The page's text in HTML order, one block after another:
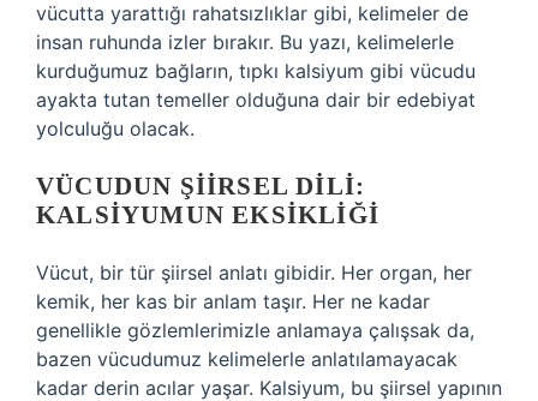
vücutta yarattığı rahatsızlıklar gibi, kelimeler de
insan ruhunda izler bırakır. Bu yazı, kelimelerle
kurduğumuz bağların, tıpkı kalsiyum gibi vücudu
ayakta tutan temeller olduğuna dair bir edebiyat
yolculuğu olacak.
VÜCUDUN ŞIIRSEL DILI:
KALSIYUMUN EKSIKLIĞI
Vücut, bir tür şiirsel anlatı gibidir. Her organ, her
kemik, her kas bir anlam taşır. Her ne kadar
genellikle gözlemlerimizle anlamaya çalışsak da,
bazen vücudumuz kelimelerle anlatılamayacak
kadar derin acılar yaşar. Kalsiyum, bu şiirsel yapının